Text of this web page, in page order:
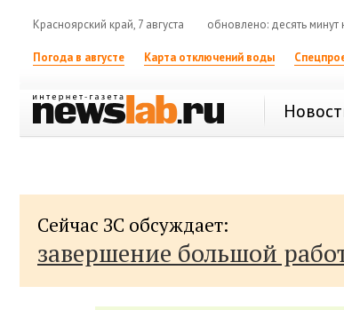
Красноярский край, 7 августа обновлено: десять минут
Погода в августе Карта отключений воды
Сейчас ЗС обсуждает:
завершение большой